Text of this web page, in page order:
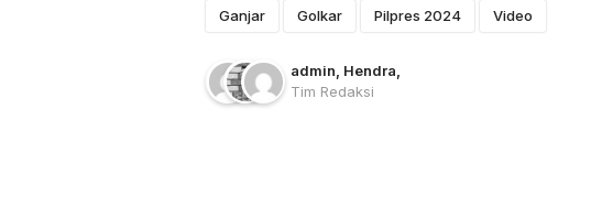
Ganjar Golkar Pilpres 2024 Video
admin, Hendra,
Tim Redaksi